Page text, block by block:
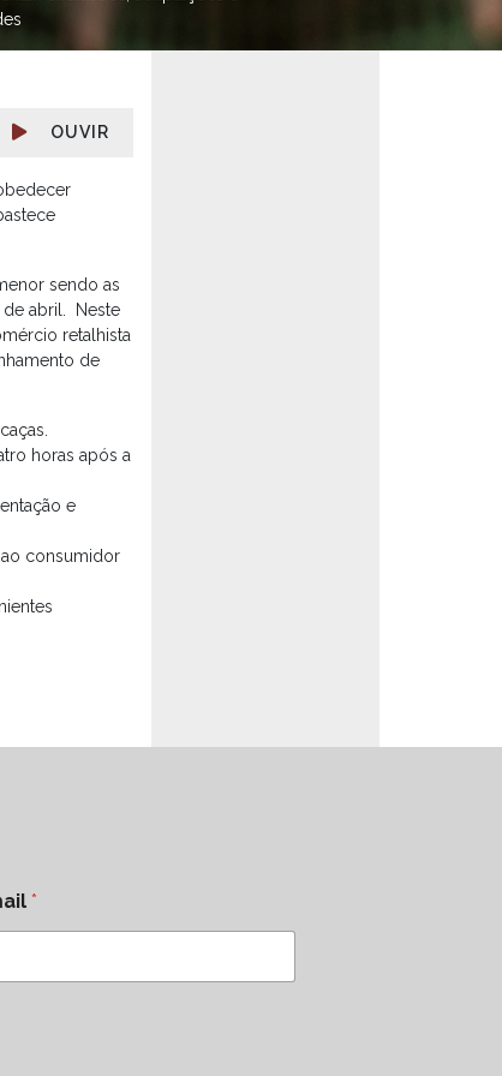
OUVIR
sendo as
de abril. Neste
retalhista
de
horas após a
e
consumidor
*